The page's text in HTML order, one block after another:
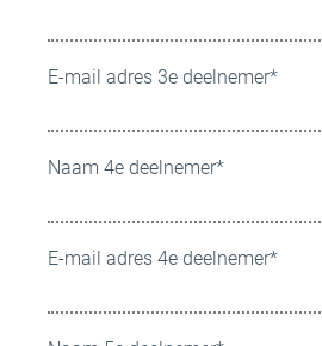
E-mail adres 3e deelnemer*
Naam 4e deelnemer*
E-mail adres 4e deelnemer*